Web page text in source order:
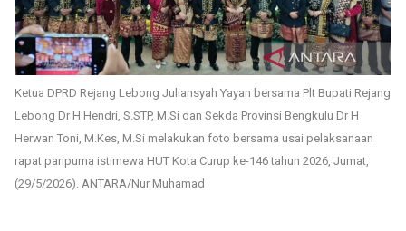
Ketua DPRD Rejang Lebong Juliansyah Yayan bersama Plt Bupati Rejang
Lebong Dr H Hendri, S.STP, M.Si dan Sekda Provinsi Bengkulu Dr H
Herwan Toni, M.Kes, M.Si melakukan foto bersama usai pelaksanaan
rapat paripurna istimewa HUT Kota Curup ke-146 tahun 2026, Jumat,
(29/5/2026). ANTARA/Nur Muhamad